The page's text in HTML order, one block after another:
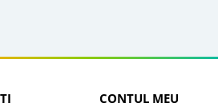
CONTUL MEU